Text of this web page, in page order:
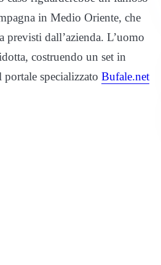
in Medio Oriente, che
dall’azienda. L’uomo
costruendo un set in
specializzato Bufale.net